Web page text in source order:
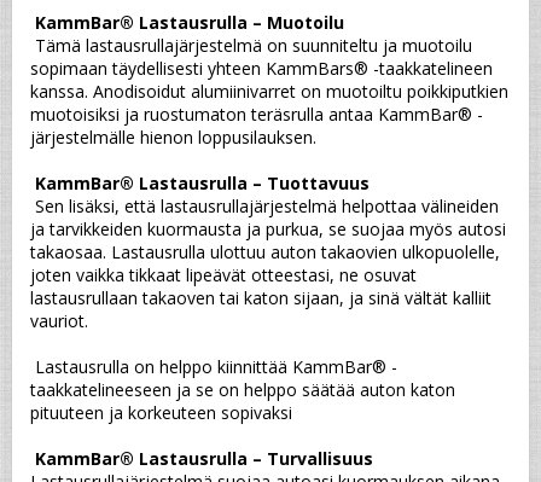
KammBar® Lastausrulla – Muotoilu
sopimaan täydellisesti yhteen KammBars® -taakkatelineen
kanssa. Anodisoidut alumiinivarret on muotoiltu poikkiputkien
muotoisiksi ja ruostumaton teräsrulla antaa KammBar® -
järjestelmälle hienon loppusilauksen.
KammBar® Lastausrulla – Tuottavuus
ja tarvikkeiden kuormausta ja purkua, se suojaa myös autosi
takaosaa. Lastausrulla ulottuu auton takaovien ulkopuolelle,
joten vaikka tikkaat lipeävät otteestasi, ne osuvat
lastausrullaan takaoven tai katon sijaan, ja sinä vältät kalliit
vauriot.
taakkatelineeseen ja se on helppo säätää auton katon
pituuteen ja korkeuteen sopivaksi
KammBar® Lastausrulla – Turvallisuus